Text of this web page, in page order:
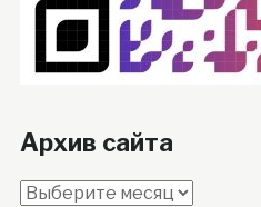
Архив сайта
Архив